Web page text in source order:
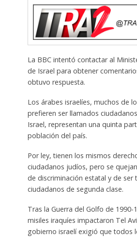
La BBC intentó contactar al
de Israel para obtener
obtuvo respuesta.
Los árabes israelíes, muchos de
prefieren ser llamados
Israel, representan una quinta
población del país.
Por ley, tienen los mismos
ciudadanos judíos, pero se
de discriminación estatal y de ser
ciudadanos de segunda clase.
Tras la Guerra del Golfo de 1990-
misiles iraquíes impactaron Tel
gobierno israelí exigió que todos